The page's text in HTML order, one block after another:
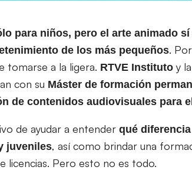
para niños, pero el arte animado
de los más pequeños.
tomarse a la ligera. RTVE Instituto y la
con su Máster de formación
de contenidos audiovisuales para
de ayudar a entender qué
juveniles, así como brindar una
licencias. Pero esto no es todo.